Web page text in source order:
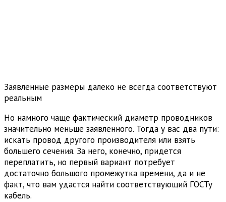
Заявленные размеры далеко не всегда соответствуют
реальным
Но намного чаще фактический диаметр проводников
значительно меньше заявленного. Тогда у вас два пути:
искать провод другого производителя или взять
большего сечения. За него, конечно, придется
переплатить, но первый вариант потребует
достаточно большого промежутка времени, да и не
факт, что вам удастся найти соответствующий ГОСТу
кабель.